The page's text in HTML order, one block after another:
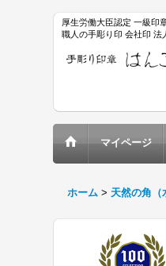
厚生労働大臣認定 一級印
職人の手彫り印 会社印 法
マイページ
ホーム > 天然の角（